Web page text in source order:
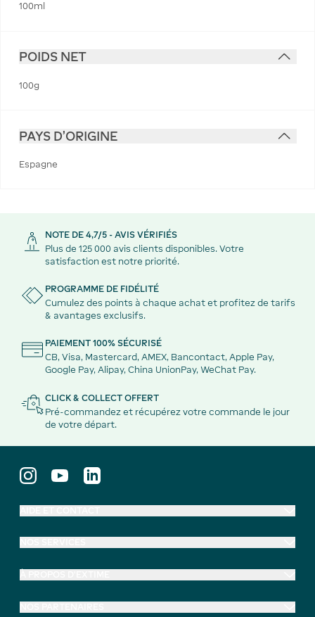
100ml
POIDS NET
100g
PAYS D'ORIGINE
Espagne
NOTE DE 4,7/5 - AVIS VÉRIFIÉS
Plus de 125 000 avis clients disponibles. Votre
satisfaction est notre priorité.
PROGRAMME DE FIDÉLITÉ
Cumulez des points à chaque achat et profitez de tarifs
& avantages exclusifs.
PAIEMENT 100% SÉCURISÉ
CB, Visa, Mastercard, AMEX, Bancontact, Apple Pay,
Google Pay, Alipay, China UnionPay, WeChat Pay.
CLICK & COLLECT OFFERT
Pré-commandez et récupérez votre commande le jour
de votre départ.